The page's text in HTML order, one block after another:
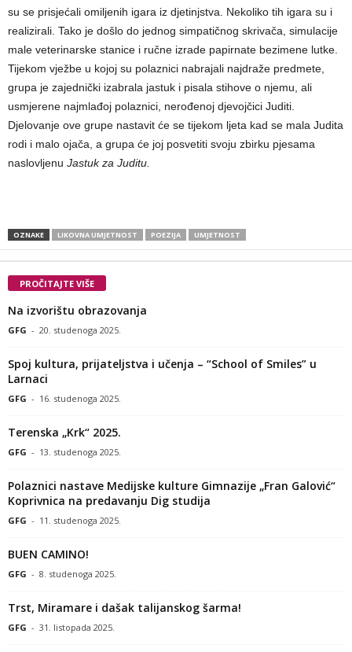
su se prisjećali omiljenih igara iz djetinjstva. Nekoliko tih igara su i
realizirali. Tako je došlo do jednog simpatičnog skrivača, simulacije
male veterinarske stanice i ručne izrade papirnate bezimene lutke.
Tijekom vježbe u kojoj su polaznici nabrajali najdraže predmete,
grupa je zajednički izabrala jastuk i pisala stihove o njemu, ali
usmjerene najmlađoj polaznici, nerođenoj djevojčici Juditi.
Djelovanje ove grupe nastavit će se tijekom ljeta kad se mala Judita
rodi i malo ojača, a grupa će joj posvetiti svoju zbirku pjesama
naslovljenu Jastuk za Juditu.
OZNAKE LIKOVNA UMJETNOST POEZIJA UMJETNOST
PROČITAJTE VIŠE
Na izvorištu obrazovanja
GFG - 20. studenoga 2025.
Spoj kultura, prijateljstva i učenja – “School of Smiles” u
Larnaci
GFG - 16. studenoga 2025.
Terenska „Krk“ 2025.
GFG - 13. studenoga 2025.
Polaznici nastave Medijske kulture Gimnazije „Fran Galović“
Koprivnica na predavanju Dig studija
GFG - 11. studenoga 2025.
BUEN CAMINO!
GFG - 8. studenoga 2025.
Trst, Miramare i dašak talijanskog šarma!
GFG - 31. listopada 2025.